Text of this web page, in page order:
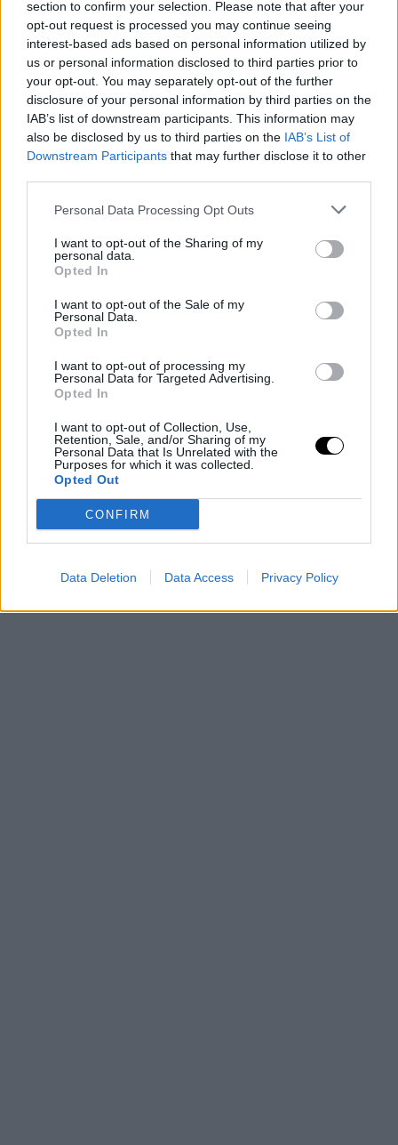
section to confirm your selection. Please note that after your
opt-out request is processed you may continue seeing
interest-based ads based on personal information utilized by
us or personal information disclosed to third parties prior to
your opt-out. You may separately opt-out of the further
disclosure of your personal information by third parties on the
IAB’s list of downstream participants. This information may
also be disclosed by us to third parties on the IAB’s List of
Downstream Participants that may further disclose it to other
Personal Data Processing Opt Outs
I want to opt-out of the Sharing of my
personal data.
Opted In
I want to opt-out of the Sale of my
Personal Data.
Opted In
I want to opt-out of processing my
Personal Data for Targeted Advertising.
Opted In
I want to opt-out of Collection, Use,
Retention, Sale, and/or Sharing of my
Personal Data that Is Unrelated with the
Purposes for which it was collected.
Opted Out
CONFIRM
Data Deletion Data Access Privacy Policy